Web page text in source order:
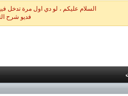
السلام عليكم ، لو دي اول مرة تدخل
فديو شرح